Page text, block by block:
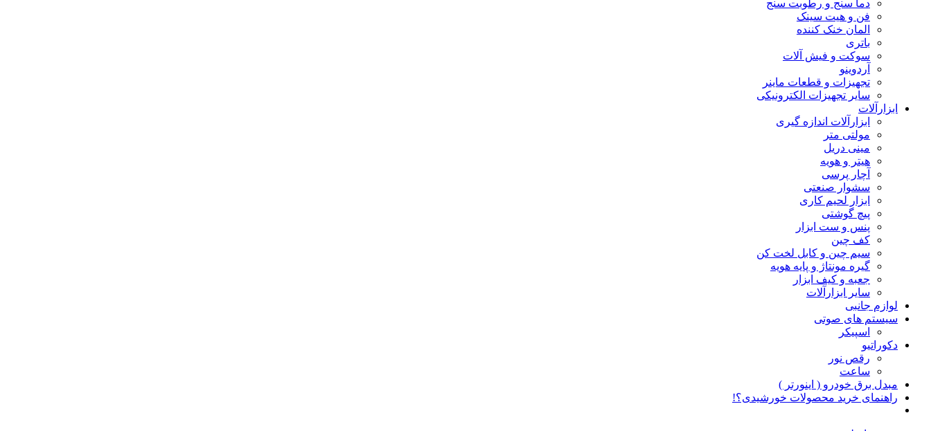
دما سنج و رطوبت سنج
فن و هیت سینک
المان خنک کننده
باتری
سوکت و فیش آلات
آردوینو
تجهیزات و قطعات ماینر
سایر تجهیزات الکترونیکی
ابزارآلات
ابزارآلات اندازه گیری
مولتی متر
مینی دریل
هیتر و هویه
آچار پرسی
سشوار صنعتی
ابزار لحیم کاری
پیچ گوشتی
پنس و ست ابزار
کف چین
سیم چین و کابل لخت کن
گیره مونتاژ و پایه هویه
جعبه و کیف ابزار
سایر ابزارآلات
لوازم جانبی
سیستم های صوتی
اسپیکر
دکوراتیو
رقص نور
ساعت
مبدل برق خودرو ( اینورتر )
راهنمای خرید محصولات خورشیدی؟!